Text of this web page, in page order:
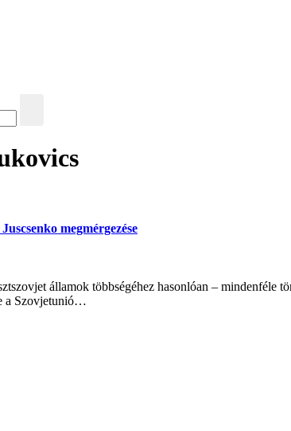
megmérgezése
államok többségéhez hasonlóan –
a Szovjetunió…